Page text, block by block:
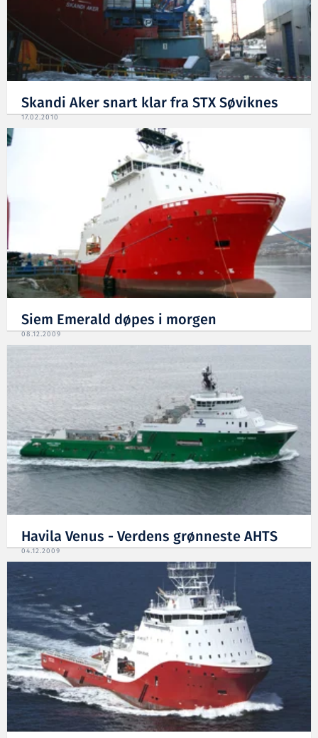
Skandi Aker snart klar fra STX Søviknes
17.02.2010
Siem Emerald døpes i morgen
08.12.2009
Havila Venus - Verdens grønneste AHTS
04.12.2009